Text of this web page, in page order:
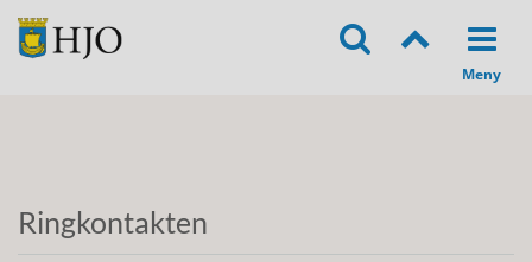
Ringkontakten